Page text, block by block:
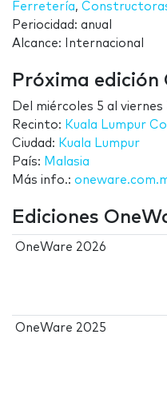
Ferretería,
Periocidad: anual
Alcance: Internacional
Próxima edición
Del miércoles 5 al viernes
Recinto: Kuala Lumpur
Ciudad: Kuala Lumpur
País: Malasia
Más info.:
Ediciones
OneWare 2026
OneWare 2025